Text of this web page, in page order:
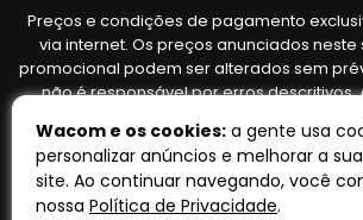
Preços e condições de pagamento
via internet. Os preços anunciados
promocional podem ser alterados sem
não é responsável por erros descritivos.
variar de acordo com o fornecedor/lote do
válidas até o término de nossos estoques.
análise e confirmação de
Wacom e os cookies: a gente usa
personalizar anúncios e melhorar a
site. Ao continuar navegando, você
nossa Política de Privacidade.